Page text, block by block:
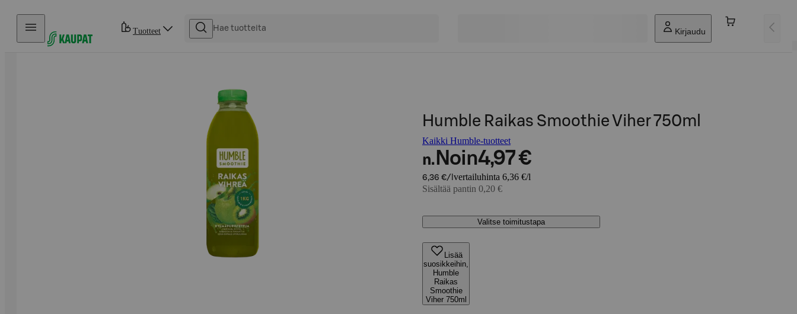
Hyppää sisältöön
Tuotteet Kirjaudu
Humble Raikas Smoothie Viher 750ml
Kaikki Humble-tuotteet
n. Noin4,97 €
6,36 €/l vertailuhinta 6,36 €/l
Sisältää pantin 0,20 €
Valitse toimitustapa
Lisää
suosikkeihin,
Humble
Raikas
Smoothie
Viher 750ml